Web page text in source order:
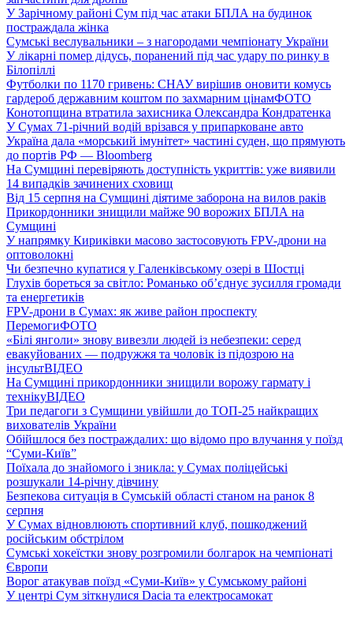
У Зарічному районі Сум під час атаки БПЛА на будинок
постраждала жінка
Сумські веслувальники – з нагородами чемпіонату України
У лікарні помер дідусь, поранений під час удару по ринку в
Білопіллі
Футболки по 1170 гривень: СНАУ вирішив оновити комусь
гардероб державним коштом по захмарним цінамФОТО
Конотопщина втратила захисника Олександра Кондратенка
У Сумах 71-річний водій врізався у припарковане авто
Україна дала «морський імунітет» частині суден, що прямують
до портів РФ — Bloomberg
На Сумщині перевіряють доступність укриттів: уже виявили
14 випадків зачинених сховищ
Від 15 серпня на Сумщині діятиме заборона на вилов раків
Прикордонники знищили майже 90 ворожих БПЛА на
Сумщині
У напрямку Кириківки масово застосовують FPV-дрони на
оптоволокні
Чи безпечно купатися у Галенківському озері в Шостці
Глухів бореться за світло: Романько об’єднує зусилля громади
та енергетиків
FPV-дрони в Сумах: як живе район проспекту
ПеремогиФОТО
«Білі янголи» знову вивезли людей із небезпеки: серед
евакуйованих — подружжя та чоловік із підозрою на
інсультВІДЕО
На Сумщині прикордонники знищили ворожу гармату і
технікуВІДЕО
Три педагоги з Сумщини увійшли до ТОП-25 найкращих
вихователів України
Обійшлося без постраждалих: що відомо про влучання у поїзд
“Суми-Київ”
Поїхала до знайомого і зникла: у Сумах поліцейські
розшукали 14-річну дівчину
Безпекова ситуація в Сумській області станом на ранок 8
серпня
У Сумах відновлюють спортивний клуб, пошкоджений
російським обстрілом
Сумські хокеїстки знову розгромили болгарок на чемпіонаті
Європи
Ворог атакував поїзд «Суми-Київ» у Сумському районі
У центрі Сум зіткнулися Dacia та електросамокат